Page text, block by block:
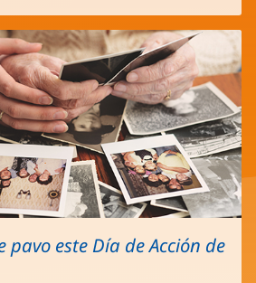
pavo este Día de Acción de